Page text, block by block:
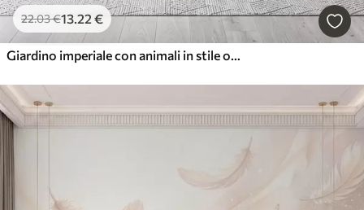
22.03€13.22 €
Giardino imperiale con animali in stile orientale: scimmia, leopardo, tigre, pavone e airone